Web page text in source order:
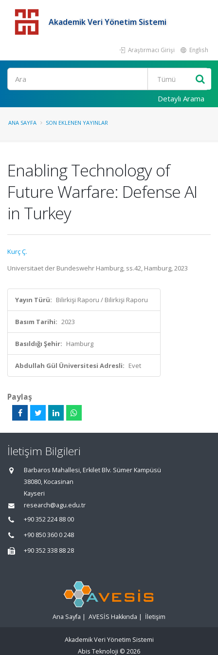
Akademik Veri Yönetim Sistemi
Araştırmacı Girişi English
Detaylı Arama
ANA SAYFA SON EKLENEN YAYINLAR
Enabling Technology of
Future Warfare: Defense AI
in Turkey
Kurç Ç.
Universitaet der Bundeswehr Hamburg, ss.42, Hamburg, 2023
Yayın Türü: Bilirkişi Raporu / Bilirkişi Raporu
Basım Tarihi: 2023
Basıldığı Şehir: Hamburg
Abdullah Gül Üniversitesi Adresli: Evet
Paylaş
İletişim Bilgileri
Barbaros Mahallesi, Erkilet Blv. Sümer Kampüsü
38080, Kocasinan
Kayseri
research@agu.edu.tr
+90 352 224 88 00
+90 850 360 0 248
+90 352 338 88 28
Ana Sayfa | AVESİS Hakkında | İletişim
Akademik Veri Yönetim Sistemi
Abis Teknoloji © 2026